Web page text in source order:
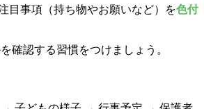
目事項（持ち物やお願いなど）を色付
確認する習慣をつけましょう。